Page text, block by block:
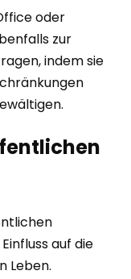
oder
zur
indem sie
auf die
Leben.